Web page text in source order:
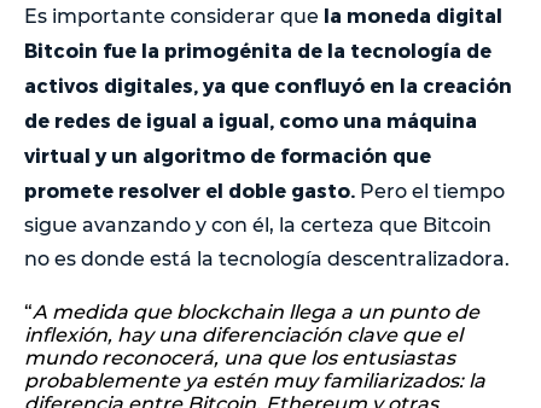
Es importante considerar que la moneda digital
Bitcoin fue la primogénita de la tecnología de
activos digitales, ya que confluyó en la creación
de redes de igual a igual, como una máquina
virtual y un algoritmo de formación que
promete resolver el doble gasto. Pero el tiempo
sigue avanzando y con él, la certeza que Bitcoin
no es donde está la tecnología descentralizadora.
“A medida que blockchain llega a un punto de
inflexión, hay una diferenciación clave que el
mundo reconocerá, una que los entusiastas
probablemente ya estén muy familiarizados: la
diferencia entre Bitcoin, Ethereum y otras